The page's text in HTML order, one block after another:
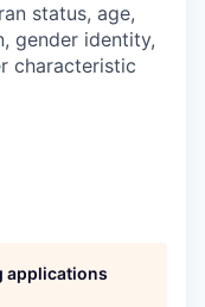
status, age,
gender identity,
characteristic
applications